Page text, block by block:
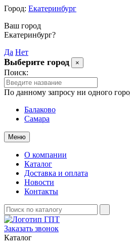
Город: Екатеринбург
Ваш город
Екатеринбург?
Да Нет
Выберите город ×
Поиск:
По данному запросу ни одного
Балаково
Самара
Меню
О компании
Каталог
Доставка и оплата
Новости
Контакты
Заказать звонок
Каталог